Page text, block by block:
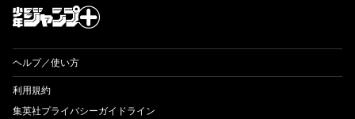
ヘルプ／使い方
利用規約
集英社プライバシーガイドライン